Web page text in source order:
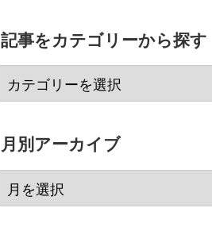
記事をカテゴリーから探す
月別アーカイブ